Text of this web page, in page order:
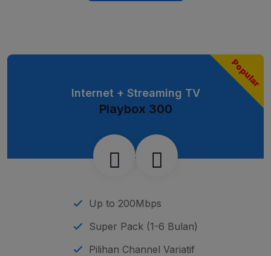
Popular
Internet + Streaming TV
Playbox 300
Up to 200Mbps
Super Pack (1-6 Bulan)
Pilihan Channel Variatif